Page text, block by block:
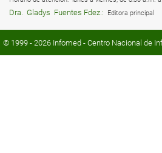
Dra. Gladys Fuentes Fdez.: Editora principal
© 1999 - 2026 Infomed - Centro Nacional de